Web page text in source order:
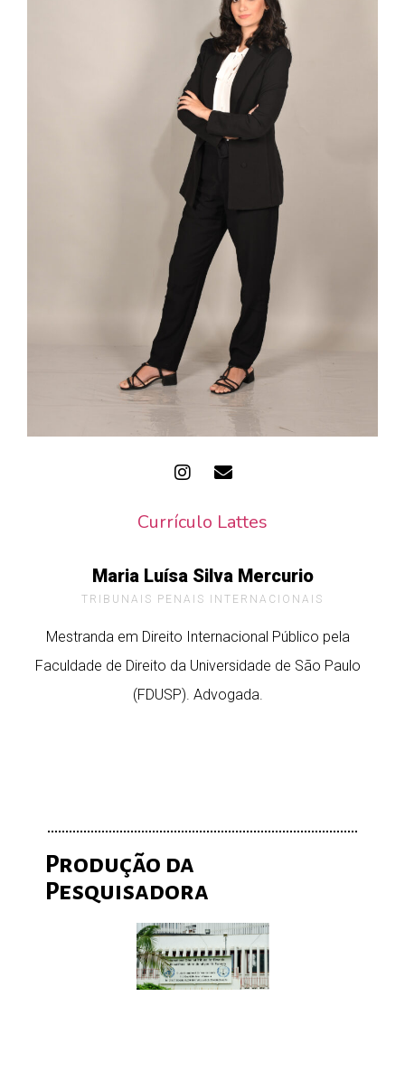
Currículo Lattes
Maria Luísa Silva Mercurio
TRIBUNAIS PENAIS INTERNACIONAIS
Mestranda em Direito Internacional Público pela
Faculdade de Direito da Universidade de São Paulo
(FDUSP). Advogada.
Produção da
Pesquisadora